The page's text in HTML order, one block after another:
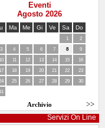
Eventi
Agosto 2026
Ma Me Gi Ve Sa Do
1
2
3
4 5 6 7 8
9
10
11 12 13 14 15
16
17
18 19 20 21 22
23
25 26 27 28 29
30
Archivio >>
Servizi On Line